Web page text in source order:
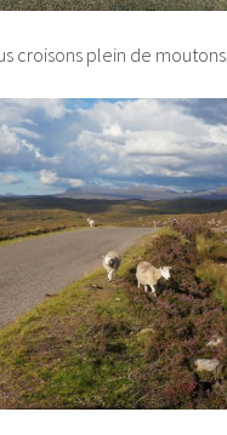
croisons plein de moutons.